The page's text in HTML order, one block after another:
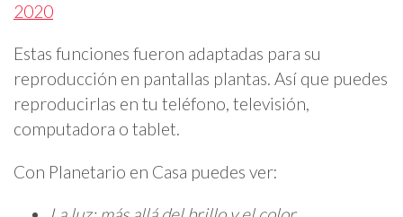
2020
Estas funciones fueron adaptadas para su
reproducción en pantallas plantas. Así que puedes
reproducirlas en tu teléfono, televisión,
computadora o tablet.
Con Planetario en Casa puedes ver: